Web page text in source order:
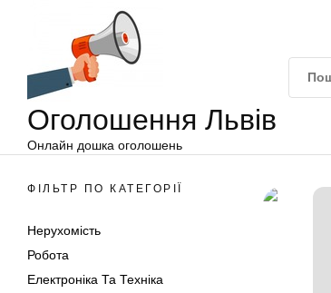
Оголошення Львів
Онлайн дошка оголошень
ФІЛЬТР ПО КАТЕГОРІЇ
Нерухомість
Робота
Електроніка Та Техніка